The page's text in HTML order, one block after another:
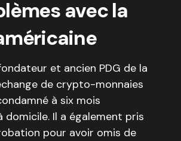
avec la
et ancien PDG de la
de crypto-monnaies
à six mois
domicile. Il a également pris
pour avoir omis de